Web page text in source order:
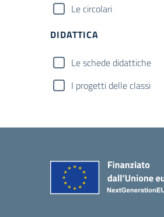
Le circolari
DIDATTICA
Le schede didattiche
I progetti delle classi